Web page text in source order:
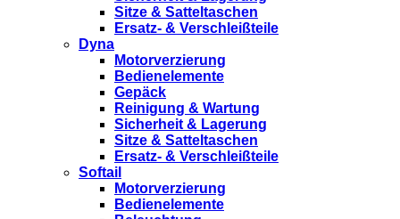
Sitze & Satteltaschen
Ersatz- & Verschleißteile
Dyna
Motorverzierung
Bedienelemente
Gepäck
Reinigung & Wartung
Sicherheit & Lagerung
Sitze & Satteltaschen
Ersatz- & Verschleißteile
Softail
Motorverzierung
Bedienelemente